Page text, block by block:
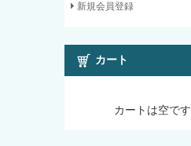
新規会員登録
カート
カートは空です